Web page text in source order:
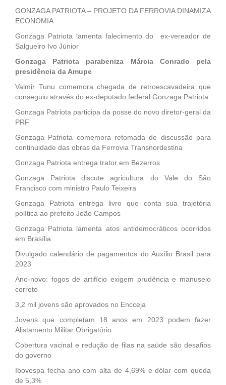
GONZAGA PATRIOTA – PROJETO DA FERROVIA DINAMIZA
ECONOMIA
Gonzaga Patriota lamenta falecimento do ex-vereador de
Salgueiro Ivo Júnior
Gonzaga Patriota parabeniza Márcia Conrado pela
presidência da Amupe
Valmir Tunu comemora chegada de retroescavadeira que
conseguiu através do ex-deputado federal Gonzaga Patriota
Gonzaga Patriota participa da posse do novo diretor-geral da
PRF
Gonzaga Patriota comemora retomada de discussão para
continuidade das obras da Ferrovia Transnordestina
Gonzaga Patriota entrega trator em Bezerros
Gonzaga Patriota discute agricultura do Vale do São
Francisco com ministro Paulo Teixeira
Gonzaga Patriota entrega livro que conta sua trajetória
política ao prefeito João Campos
Gonzaga Patriota lamenta atos antidemocráticos ocorridos
em Brasília
Divulgado calendário de pagamentos do Auxílio Brasil para
2023
Ano-novo: fogos de artifício exigem prudência e manuseio
correto
3,2 mil jovens são aprovados no Encceja
Jovens que completam 18 anos em 2023 podem fazer
Alistamento Militar Obrigatório
Cobertura vacinal e redução de filas na saúde são desafios
do governo
Ibovespa fecha ano com alta de 4,69% e dólar com queda
de 5,3%